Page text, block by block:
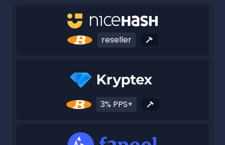
reseller
3% PPS+